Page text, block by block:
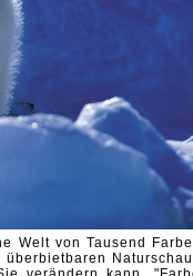
Welt von Tausend
überbietbaren